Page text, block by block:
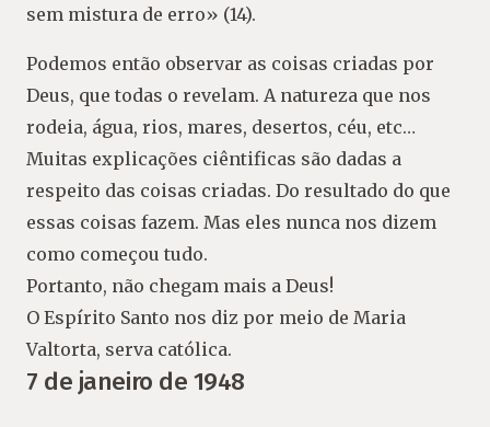
sem mistura de erro» (14).
Podemos então observar as coisas criadas por
Deus, que todas o revelam. A natureza que nos
rodeia, água, rios, mares, desertos, céu, etc…
Muitas explicações ciêntificas são dadas a
respeito das coisas criadas. Do resultado do que
essas coisas fazem. Mas eles nunca nos dizem
como começou tudo.
Portanto, não chegam mais a Deus!
O Espírito Santo nos diz por meio de Maria
Valtorta, serva católica.
7 de janeiro de 1948